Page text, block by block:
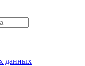
данных